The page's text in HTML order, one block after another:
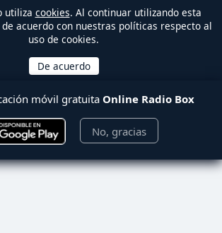
utiliza cookies. Al continuar utilizando esta
acuerdo con nuestras políticas respecto al
uso de cookies.
móvil gratuita Online Radio Box
No, gracias